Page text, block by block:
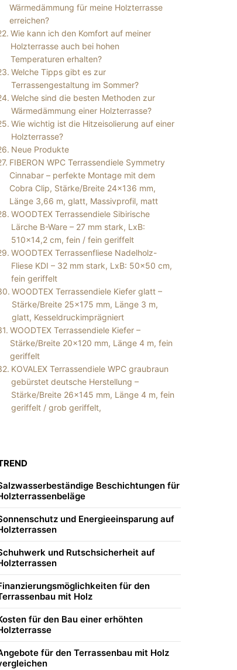
Wärmedämmung für meine Holzterrasse
erreichen?
Wie kann ich den Komfort auf meiner
Holzterrasse auch bei hohen
Temperaturen erhalten?
Welche Tipps gibt es zur
Terrassengestaltung im Sommer?
Welche sind die besten Methoden zur
Wärmedämmung einer Holzterrasse?
Wie wichtig ist die Hitzeisolierung auf einer
Holzterrasse?
Neue Produkte
FIBERON WPC Terrassendiele Symmetry
Cinnabar – perfekte Montage mit dem
Cobra Clip, Stärke/Breite 24×136 mm,
Länge 3,66 m, glatt, Massivprofil, matt
WOODTEX Terrassendiele Sibirische
Lärche B-Ware – 27 mm stark, LxB:
510×14,2 cm, fein / fein geriffelt
WOODTEX Terrassenfliese Nadelholz-
Fliese KDI – 32 mm stark, LxB: 50×50 cm,
fein geriffelt
WOODTEX Terrassendiele Kiefer glatt –
Stärke/Breite 25×175 mm, Länge 3 m,
glatt, Kesseldruckimprägniert
WOODTEX Terrassendiele Kiefer –
Stärke/Breite 20×120 mm, Länge 4 m, fein
geriffelt
KOVALEX Terrassendiele WPC graubraun
gebürstet deutsche Herstellung –
Stärke/Breite 26×145 mm, Länge 4 m, fein
geriffelt / grob geriffelt,
Beschichtungen für
und Energieeinsparung auf
und Rutschsicherheit auf
für den
mit Holz
für den Bau einer erhöhten
für den Terrassenbau mit Holz